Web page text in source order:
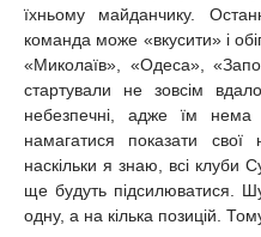
їхньому майданчику.
команда може «вкусити» і
«Миколаїв», «Одеса»,
стартували не зовсім
небезпечні, адже їм нема
намагатися показати свої
наскільки я знаю, всі клуби
ще будуть підсилюватися.
одну, а на кілька позицій.